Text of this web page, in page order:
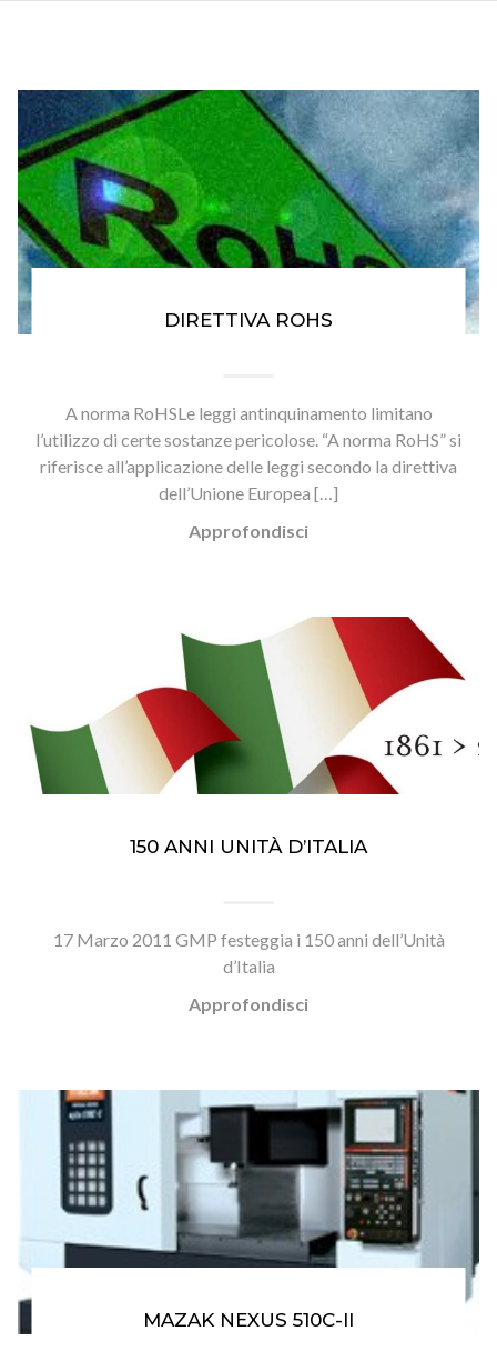
DIRETTIVA ROHS
A norma RoHSLe leggi antinquinamento limitano
l’utilizzo di certe sostanze pericolose. “A norma RoHS” si
riferisce all’applicazione delle leggi secondo la direttiva
dell’Unione Europea […]
Approfondisci
150 ANNI UNITÀ D’ITALIA
17 Marzo 2011 GMP festeggia i 150 anni dell’Unità
d’Italia
Approfondisci
MAZAK NEXUS 510C-II